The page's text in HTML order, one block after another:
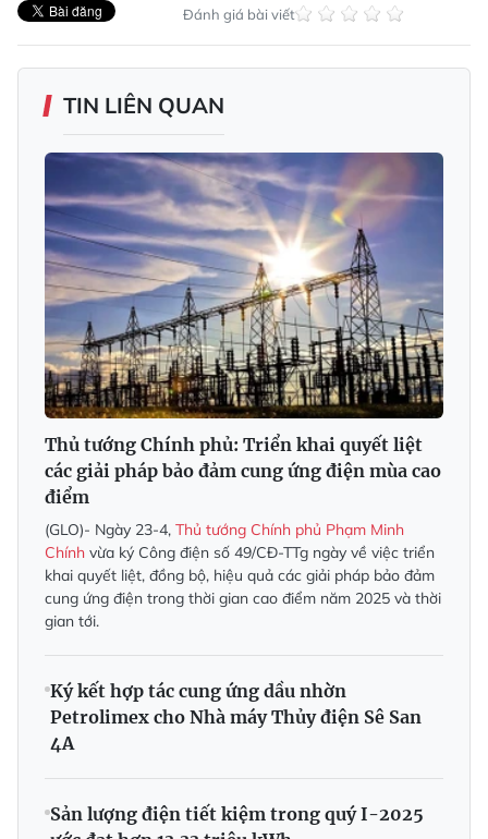
Đánh giá bài viết
TIN LIÊN QUAN
Thủ tướng Chính phủ: Triển khai quyết liệt
các giải pháp bảo đảm cung ứng điện mùa cao
điểm
(GLO)- Ngày 23-4, Thủ tướng Chính phủ Phạm Minh
Chính vừa ký Công điện số 49/CĐ-TTg ngày về việc triển
khai quyết liệt, đồng bộ, hiệu quả các giải pháp bảo đảm
cung ứng điện trong thời gian cao điểm năm 2025 và thời
gian tới.
Ký kết hợp tác cung ứng dầu nhờn
Petrolimex cho Nhà máy Thủy điện Sê San
4A
Sản lượng điện tiết kiệm trong quý I-2025